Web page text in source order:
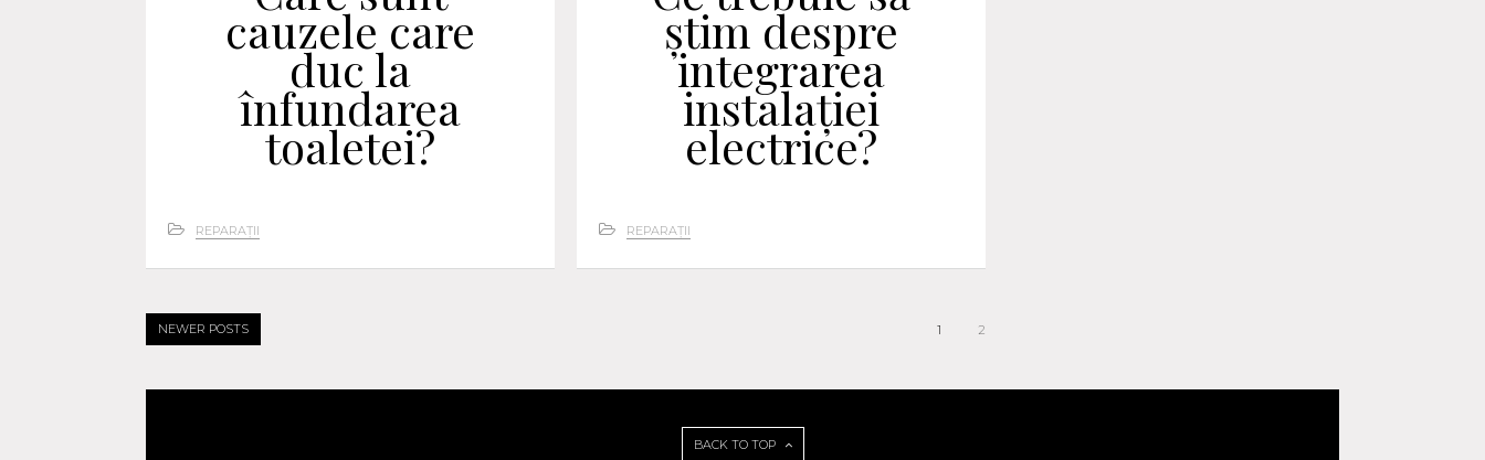
cauzele care
duc la
înfundarea
toaletei?
REPARAȚII
știm despre
integrarea
instalației
electrice?
REPARAȚII
NEWER POSTS 1 2
BACK TO TOP